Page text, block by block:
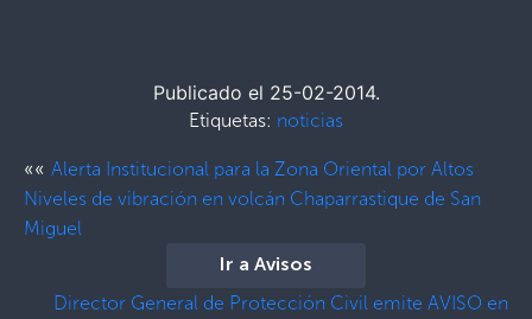
Publicado el 25-02-2014.
Etiquetas: noticias
«« Alerta Institucional para la Zona Oriental por Altos
Niveles de vibración en volcán Chaparrastique de San
Miguel
Ir a Avisos
Director General de Protección Civil emite AVISO en